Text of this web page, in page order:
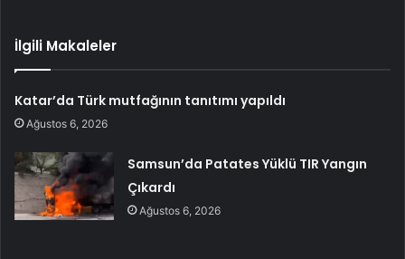
İlgili Makaleler
Katar’da Türk mutfağının tanıtımı yapıldı
Ağustos 6, 2026
Samsun’da Patates Yüklü TIR Yangın
Çıkardı
Ağustos 6, 2026